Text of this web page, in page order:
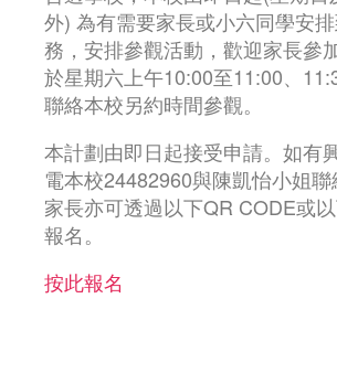
外) 為有需要家長或小六同學安
務，安排參觀活動，歡迎家長參
於星期六上午10:00至11:00、
聯絡本校另約時間參觀。
本計劃由即日起接受申請。如有
電本校24482960與陳凱怡小姐
家長亦可透過以下QR CODE或
報名。
按此報名